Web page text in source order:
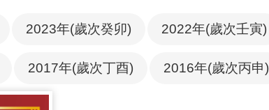
2023年(歲次癸卯) 2022年(歲次壬寅)
2017年(歲次丁酉) 2016年(歲次丙申)